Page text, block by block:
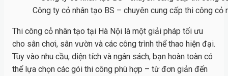
Công ty cỏ nhân tạo BS – chuyên cung cấp thi công cỏ
Thi công cỏ nhân tạo tại Hà Nội là một giải pháp tối ưu
cho sân chơi, sân vườn và các công trình thể thao hiện đại.
Tùy vào nhu cầu, diện tích và ngân sách, bạn hoàn toàn có
thể lựa chọn các gói thi công phù hợp – từ đơn giản đến